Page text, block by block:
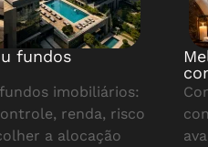
fundos
imobiliários:
renda, risco
a alocação